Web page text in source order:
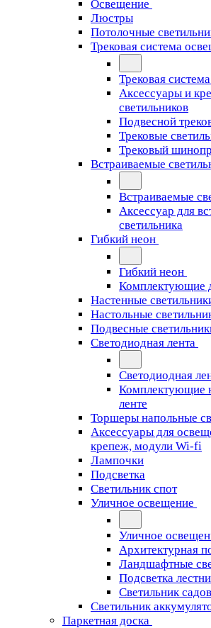
Освещение
Люстры
Потолочные
Трековая система
Трековая
Аксессуары и
светильников
Подвесной
Трековые
Трековый
Встраиваемые
Встраиваемые
Аксессуар для
светильника
Гибкий неон
Гибкий неон
Комплектующие
Настенные
Настольные
Подвесные
Светодиодная лента
Светодиодная
Комплектующие
ленте
Торшеры напольные
Аксессуары для
крепеж, модули Wi-fi
Лампочки
Подсветка
Светильник спот
Уличное освещение
Уличное
Архитектурная
Ландшафтные
Подсветка
Светильник
Светильник
Паркетная доска